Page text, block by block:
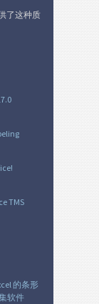
了这种质
TMS
的条形
软件